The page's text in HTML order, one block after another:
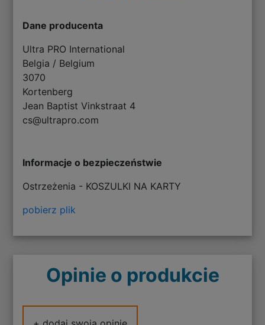
Dane producenta
Ultra PRO International
Belgia / Belgium
3070
Kortenberg
Jean Baptist Vinkstraat 4
cs@ultrapro.com
Informacje o bezpieczeństwie
Ostrzeżenia - KOSZULKI NA KARTY
pobierz plik
Opinie o produkcie